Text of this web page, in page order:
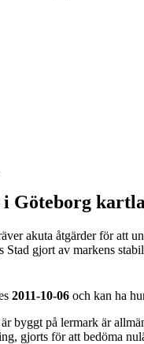
Göteborg
akuta åtgärder för att
Stad gjort av markens
2011-10-06 och kan ha
byggt på lermark är
gjorts för att bedöma